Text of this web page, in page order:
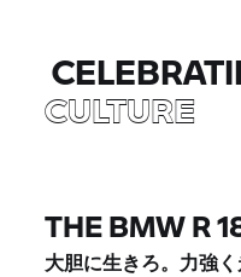
CULTURE
THE BMW R
大胆に生きろ。力強く